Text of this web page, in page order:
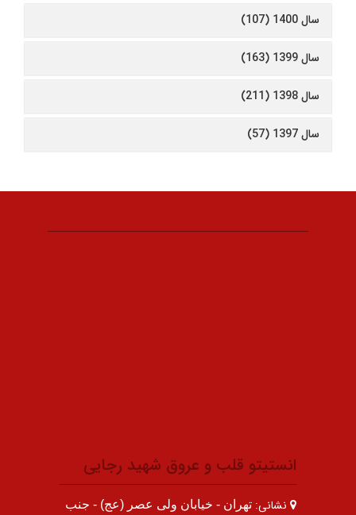
سال 1400 (107)
سال 1399 (163)
سال 1398 (211)
سال 1397 (57)
انستیتو قلب و عروق شهید رجایی
نشانی: تهران - خیابان ولی عصر (عج) - جنب